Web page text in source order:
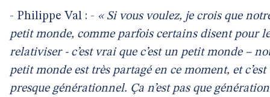
- Philippe Val : - « Si vous voulez, je crois que
petit monde, comme parfois certains disent pour le
relativiser - c’est vrai que c’est un petit monde –
petit monde est très partagé en ce moment, et c’est
presque générationnel. Ça n’est pas que